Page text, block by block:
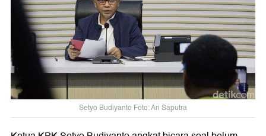
Setyo Budiyanto Foto: Ari Saputra